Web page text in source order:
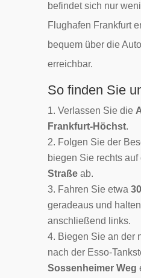
befindet sich nur
Flughafen Frankfurt
bequem über die
erreichbar.
So finden Sie
Verlassen Sie die
Frankfurt-Höchst.
Folgen Sie der
biegen Sie rechts auf
Straße ab.
Fahren Sie etwa
geradeaus und
anschließend links.
Biegen Sie an der
nach der Esso-
Sossenheimer Weg